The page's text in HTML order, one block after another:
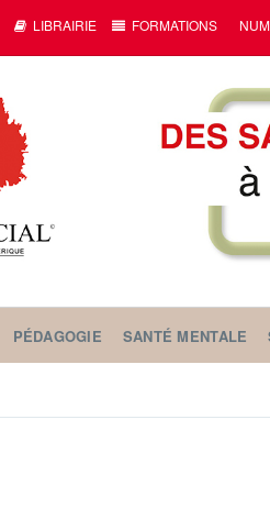
LIBRAIRIE FORMATIONS
PÉDAGOGIE SANTÉ MENTALE